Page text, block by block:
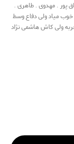
پور . مهدوی . طاهری .
خوب میاد ولی دفاع وسط
ولی کاش هاشمی نژاد